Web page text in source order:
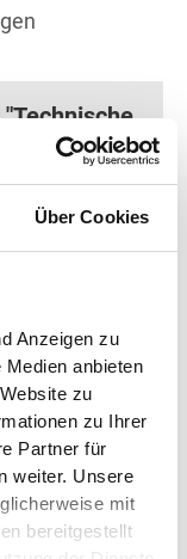
Über Cookies
Anzeigen zu
anbieten
zu
zu Ihrer
Partner für
weiter. Unsere
mit
bereitgestellt
Isolation